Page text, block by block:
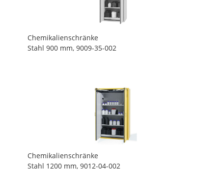
Chemikalienschränke
Stahl 900 mm, 9009-35-002
Chemikalienschränke
Stahl 1200 mm, 9012-04-002